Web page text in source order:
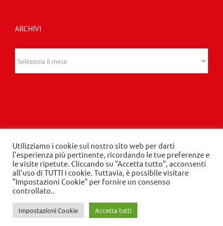
ARCHIVI
© 2020 Edizioni Turbo by Tespi Mediagroup -
Direttore: Angelo Frigerio -Privacy Policy-Cookie
Policy- P.IVA 03632610964
LinkedInInstagram
Utilizziamo i cookie sul nostro sito web per darti
l'esperienza più pertinente, ricordando le tue preferenze e
le visite ripetute. Cliccando su "Accetta tutto", acconsenti
all'uso di TUTTI i cookie. Tuttavia, è possibile visitare
"Impostazioni Cookie" per fornire un consenso
controllato..
Impostazioni Cookie Accetta tutti